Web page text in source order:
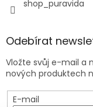
shop_puravida
Odebírat
Vložte svůj e-mail a
nových produktech
E-mail